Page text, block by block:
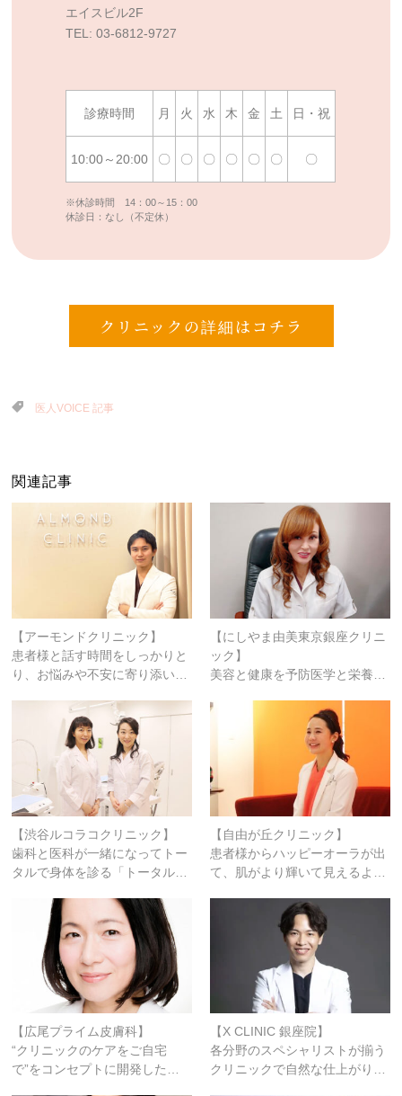
エイスビル2F
TEL: 03-6812-9727
診療時間 月 火 水 木 金 土 日・祝
10:00～20:00 〇 〇 〇 〇 〇 〇 〇
※休診時間 14：00～15：00
休診日：なし（不定休）
クリニックの詳細はコチラ
医人VOICE 記事
関連記事
【アーモンドクリニック】
患者様と話す時間をしっかりと
り、お悩みや不安に寄り添い…
【にしやま由美東京銀座クリニ
ック】
美容と健康を予防医学と栄養…
【渋谷ルコラコクリニック】
歯科と医科が一緒になってトー
タルで身体を診る「トータル…
【自由が丘クリニック】
患者様からハッピーオーラが出
て、肌がより輝いて見えるよ…
【広尾プライム皮膚科】
“クリニックのケアをご自宅
で”をコンセプトに開発した…
【X CLINIC 銀座院】
各分野のスペシャリストが揃う
クリニックで自然な仕上がり…